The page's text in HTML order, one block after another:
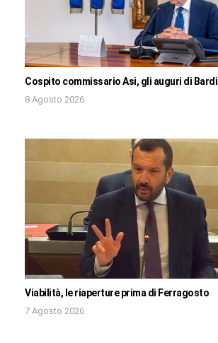
Cospito commissario Asi, gli auguri di Bardi
8 Agosto 2026
Viabilità, le riaperture prima di Ferragosto
7 Agosto 2026